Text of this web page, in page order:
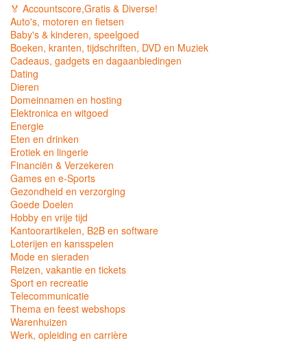
🏅 Accountscore,Gratis & Diverse!
Auto's, motoren en fietsen
Baby's & kinderen, speelgoed
Boeken, kranten, tijdschriften, DVD en Muziek
Cadeaus, gadgets en dagaanbiedingen
Dating
Dieren
Domeinnamen en hosting
Elektronica en witgoed
Energie
Eten en drinken
Erotiek en lingerie
Financiën & Verzekeren
Games en e-Sports
Gezondheid en verzorging
Goede Doelen
Hobby en vrije tijd
Kantoorartikelen, B2B en software
Loterijen en kansspelen
Mode en sieraden
Reizen, vakantie en tickets
Sport en recreatie
Telecommunicatie
Thema en feest webshops
Warenhuizen
Werk, opleiding en carrière